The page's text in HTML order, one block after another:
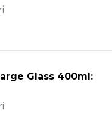
Glass 400ml: